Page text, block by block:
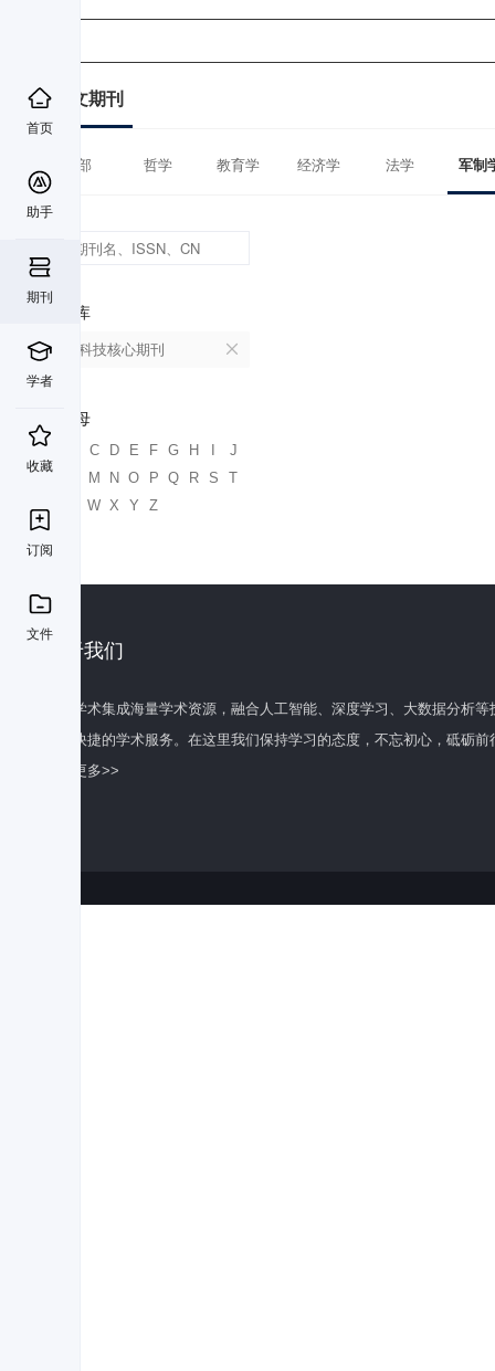
首页
助手
期刊
学者
收藏
订阅
文件
中文期刊
全部 哲学 教育学 经济学 法学 军制
数据库
中国科技核心期刊
首字母
C D E F G H
J
K
M N O P Q R S
T
W X Y Z
关于我们
百度学术集成海量学术资源，融合人工智能、深度学习、大数据分析
全面快捷的学术服务。在这里我们保持学习的态度，不忘初心，砥砺前
了解更多>>